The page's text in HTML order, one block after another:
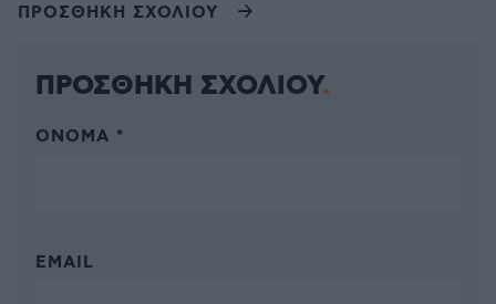
ΠΡΟΣΘΗΚΗ ΣΧΟΛΙΟΥ
ΠΡΟΣΘΗΚΗ ΣΧΟΛΙΟΥ
ΌΝΟΜΑ *
EMAIL